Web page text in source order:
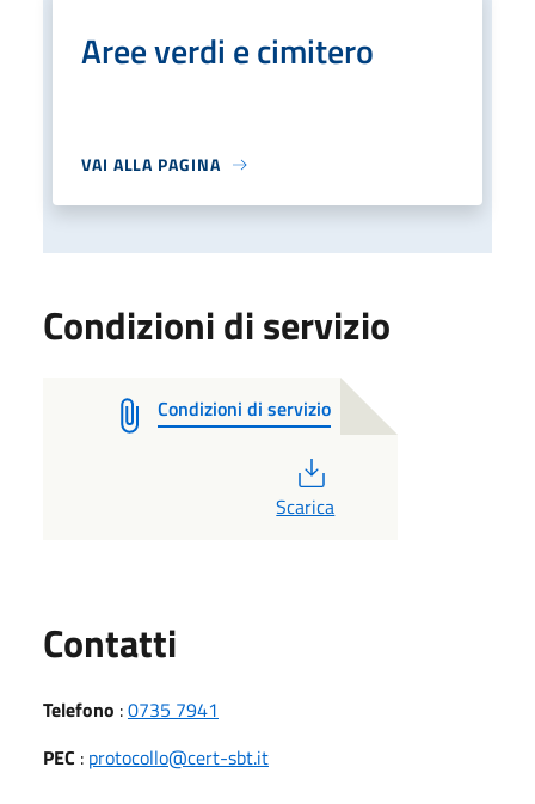
Aree verdi e cimitero
VAI ALLA PAGINA
Condizioni di servizio
Condizioni di servizio
Scarica
Contatti
Telefono :0735 7941
PEC : protocollo@cert-sbt.it